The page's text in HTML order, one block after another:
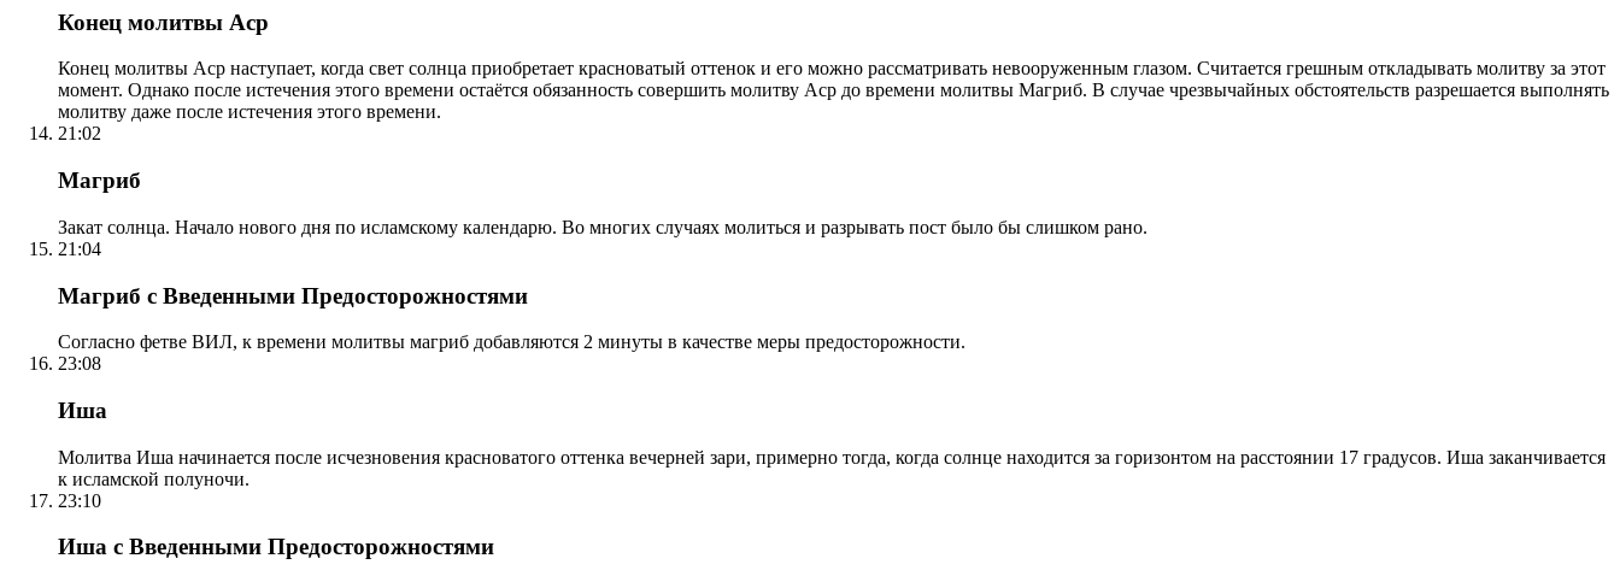
Конец молитвы Аср
Конец молитвы Аср наступает, когда свет солнца приобретает красноватый оттенок и его можно рассматривать невооруженным глазом. Считается грешным откладывать молитву за этот
момент. Однако после истечения этого времени остаётся обязанность совершить молитву Аср до времени молитвы Магриб. В случае чрезвычайных обстоятельств разрешается выполнять
молитву даже после истечения этого времени.
21:02
Магриб
Закат солнца. Начало нового дня по исламскому календарю. Во многих случаях молиться и разрывать пост было бы слишком рано.
21:04
Магриб с Введенными Предосторожностями
Согласно фетве ВИЛ, к времени молитвы магриб добавляются 2 минуты в качестве меры предосторожности.
23:08
Иша
Молитва Иша начинается после исчезновения красноватого оттенка вечерней зари, примерно тогда, когда солнце находится за горизонтом на расстоянии 17 градусов. Иша заканчивается
к исламской полуночи.
23:10
Иша с Введенными Предосторожностями